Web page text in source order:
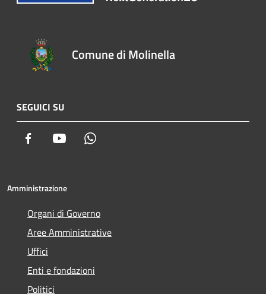
Comune di Molinella
SEGUICI SU
Facebook Youtube
Amministrazione
Organi di Governo
Aree Amministrative
Uffici
Enti e fondazioni
Politici